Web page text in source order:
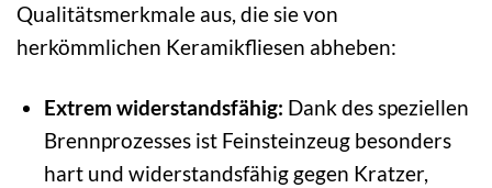
Qualitätsmerkmale aus, die sie von
herkömmlichen Keramikfliesen abheben:
Extrem widerstandsfähig: Dank des speziellen
Brennprozesses ist Feinsteinzeug besonders
hart und widerstandsfähig gegen Kratzer,